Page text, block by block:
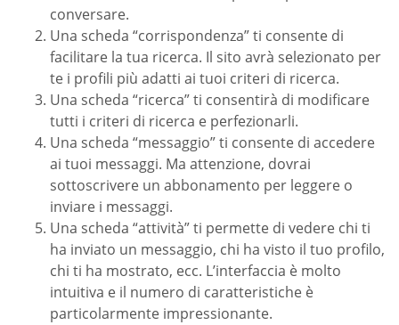
conversare.
Una scheda “corrispondenza” ti consente di
facilitare la tua ricerca. Il sito avrà selezionato per
te i profili più adatti ai tuoi criteri di ricerca.
Una scheda “ricerca” ti consentirà di modificare
tutti i criteri di ricerca e perfezionarli.
Una scheda “messaggio” ti consente di accedere
ai tuoi messaggi. Ma attenzione, dovrai
sottoscrivere un abbonamento per leggere o
inviare i messaggi.
Una scheda “attività” ti permette di vedere chi ti
ha inviato un messaggio, chi ha visto il tuo profilo,
chi ti ha mostrato, ecc. L’interfaccia è molto
intuitiva e il numero di caratteristiche è
particolarmente impressionante.